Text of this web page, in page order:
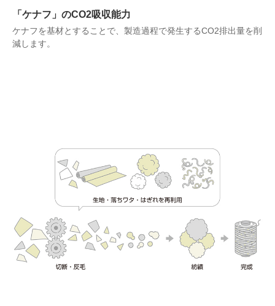
「ケナフ」のCO2吸収能力
ケナフを基材とすることで、製造過程で発生するCO2排出量を削
減します。